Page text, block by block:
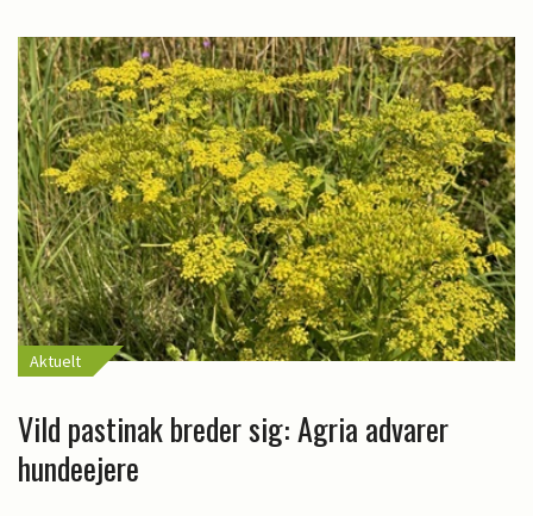
Aktuelt
Vild pastinak breder sig: Agria advarer
hundeejere